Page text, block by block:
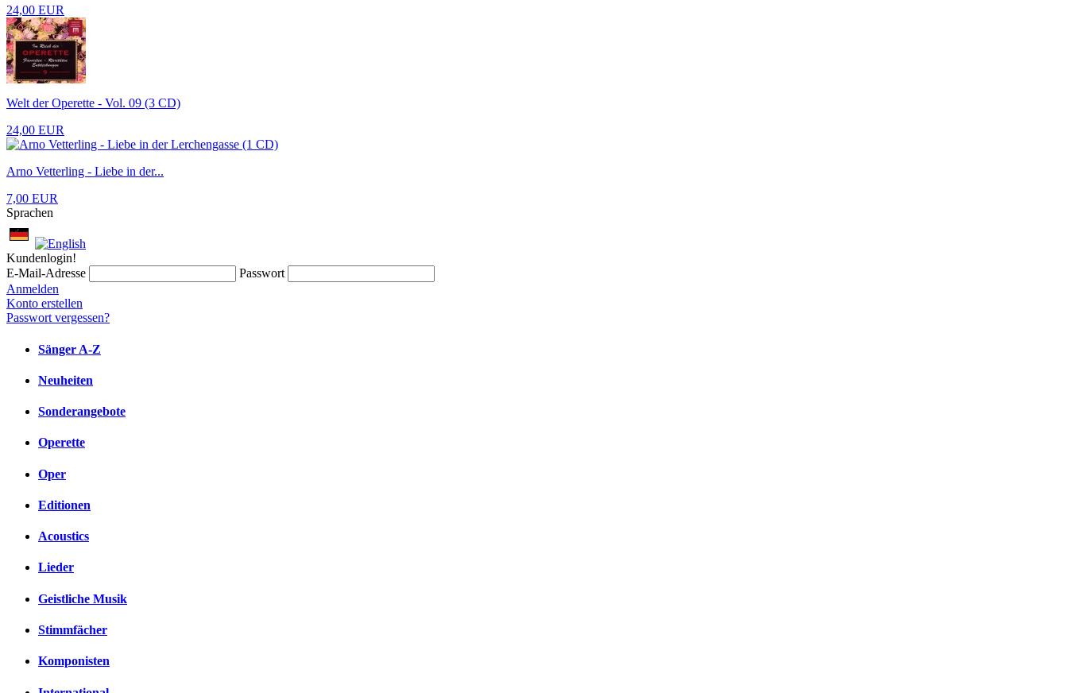
24,00 EUR
Welt der Operette - Vol. 09 (3 CD)
24,00 EUR
Arno Vetterling - Liebe in der...
7,00 EUR
Sprachen
Kundenlogin!
E-Mail-Adresse
Passwort
Anmelden
Konto erstellen
Passwort vergessen?
Sänger A-Z
Neuheiten
Sonderangebote
Operette
Oper
Editionen
Acoustics
Lieder
Geistliche Musik
Stimmfächer
Komponisten